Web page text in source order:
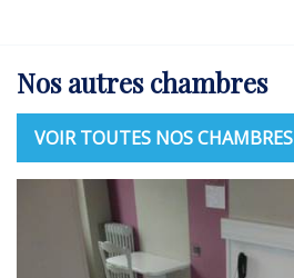
Nos autres chambres
VOIR TOUTES NOS CHAMBRES